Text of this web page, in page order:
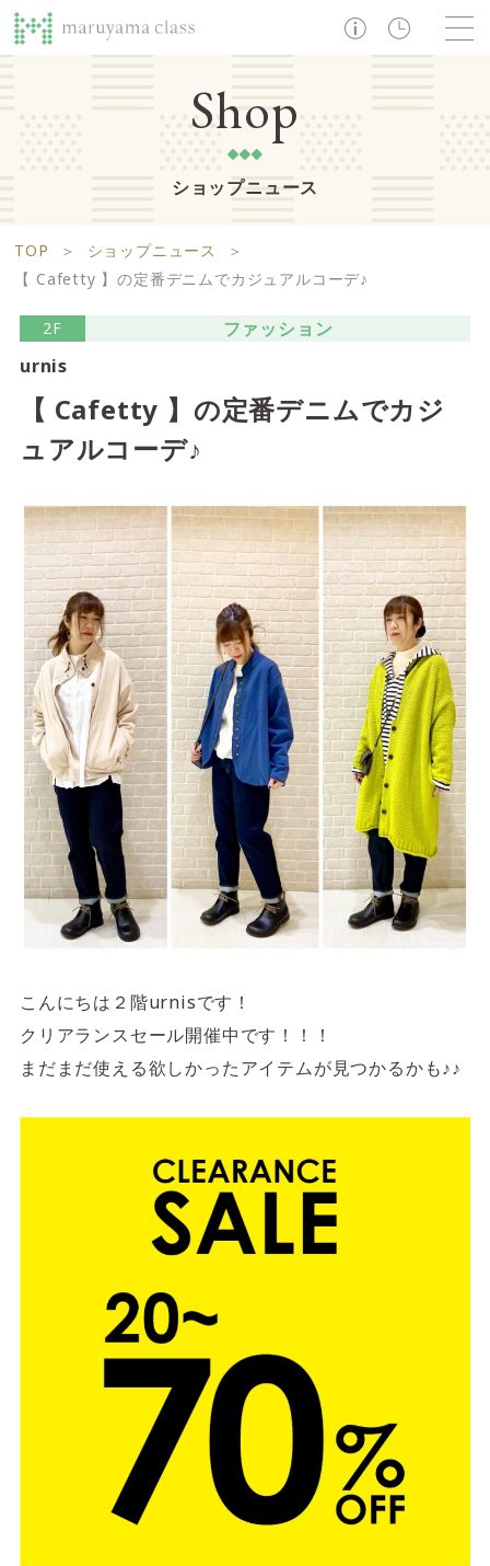
TOP
ショップ レストラン・カフェ ショップニュース
イベント・お知らせ 施設案内 アクセス・営業時間
検索
マルヤマ クラスとは
サイトご利用にあたって
サイトマップ
閉じる
Life support floor
ライフサポートフロア
営業時間 10:00 ~ 20:00
1F Food boutique floor
フードブティックフロア
※一部店舗は営業時間が異なります。
2F Fashion & Life style floor
ファッション＆ライフスタイルフロア
営業時間 10:00 ~ 20:00
3F Service & Beauty & Restaurant
floor
サービス＆ビューティー＆レストランフロア
営業時間 10:00 ~ 22:00
4F/5F Physical care floor
フィジカルケアフロア
施設案内を見る
Shop
ショップニュース
TOP ＞ ショップニュース
＞
【 Cafetty 】の定番デニムでカジュアルコーデ♪
2F
ファッション
urnis
【 Cafetty 】の定番デニムでカジ
ュアルコーデ♪
こんにちは２階urnisです！
クリアランスセール開催中です！！！
まだまだ使える欲しかったアイテムが見つかるかも♪♪